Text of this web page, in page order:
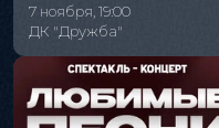
7 ноября, 19:00
ДК "Дружба"